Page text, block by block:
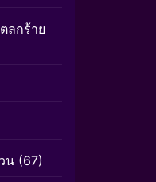
ลกร้าย
น (67)